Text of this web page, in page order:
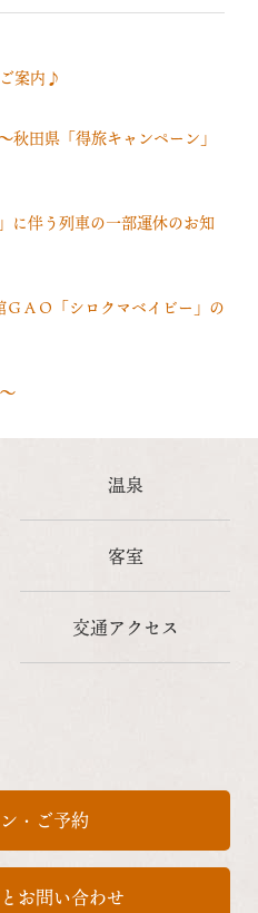
案内♪
田県「得旅キャンペーン」
に伴う列車の一部運休のお知
ＡＯ「シロクマベイビー」の
温泉
客室
交通アクセス
・ご予約
お問い合わせ